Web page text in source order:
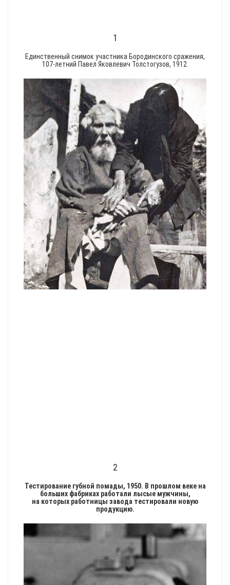
1
Единственный снимок участника Бородинского сражения,
107-летний Павел Яковлевич Толстогузов, 1912.
2
Тестирование губной помады, 1950. В прошлом веке на
больших фабриках работали лысые мужчины,
на которых работницы завода тестировали новую
продукцию.